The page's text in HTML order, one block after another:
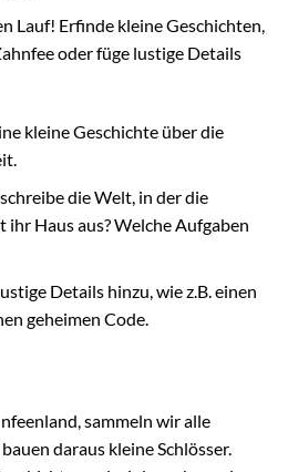
Lauf! Erfinde kleine Geschichten,
oder füge lustige Details
kleine Geschichte über die
die Welt, in der die
ihr Haus aus? Welche Aufgaben
Details hinzu, wie z.B. einen
geheimen Code.
sammeln wir alle
daraus kleine Schlösser.